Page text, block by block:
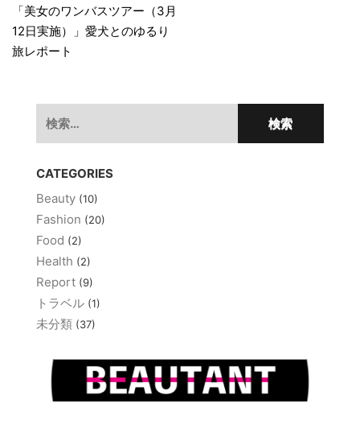
稿
ナ
「美女のワンバスツアー（3月
12日実施）」愛犬とのゆるり
旅レポート
索:
CATEGORIES
Beauty (10)
Fashion (20)
Food (2)
Health (2)
Report (9)
トラベル (1)
未分類 (37)